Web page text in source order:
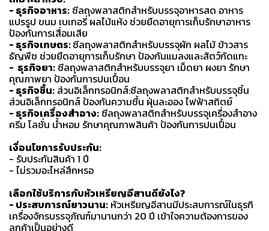
- ธุรกิจอาหาร: ซีลถุงพลาสติกสำหรับบรรจุอาหารสด อาหาร
แปรรูป ขนม เบเกอรี่ ผลไม้แห้ง ช่วยยืดอายุการเก็บรักษาอาหาร
ป้องกันการเสื่อมเสีย
- ธุรกิจเกษตร:ซีลถุงพลาสติกสำหรับบรรจุผัก ผลไม้ ข้าวสาร
ธัญพืช ช่วยยืดอายุการเก็บรักษา ป้องกันแมลงและสัตว์กัดแทะ
- ธุรกิจยา: ซีลถุงพลาสติกสำหรับบรรจุยา เม็ดยา ผงยา รักษา
คุณภาพยา ป้องกันการปนเปื้อน
- ธุรกิจชิ้น: ส่วนอิเล็กทรอนิกส์:ซีลถุงพลาสติกสำหรับบรรจุชิ้น
ส่วนอิเล็กทรอนิกส์ ป้องกันความชื้น ฝุ่นละออง ไฟฟ้าสถิตย์
- ธุรกิจเครื่องสำอาง: ซีลถุงพลาสติกสำหรับบรรจุเครื่องสำอาง
ครีม โลชั่น น้ำหอม รักษาคุณภาพสินค้า ป้องกันการปนเปื้อน
เงื่อนไขการรับประกัน:
- รับประกันสินค้า 1 ปี
- ไม่รวมอะไหล่สึกหรอ
เลือกใช้บริการกับหัวเหรียญอีสานดียังไง?
- ประสบการณ์ยาวนาน: หัวเหรียญอีสานมีประสบการณ์ในธุรกิ
เครื่องจักรบรรจุภัณฑ์มานานกว่า 20 ปี เข้าใจความต้องการของ
ลูกค้าเป็นอย่างดี